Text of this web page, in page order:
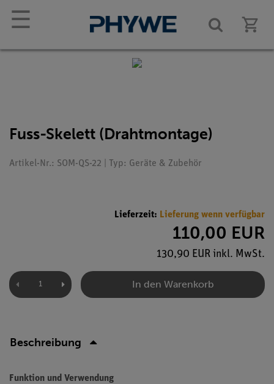
☰
Fuss-Skelett (Drahtmontage)
Artikel-Nr.: SOM-QS-22 | Typ: Geräte & Zubehör
Lieferzeit: Lieferung wenn verfügbar
110,00 EUR
130,90 EUR inkl. MwSt.
In den Warenkorb
Beschreibung
Funktion und Verwendung